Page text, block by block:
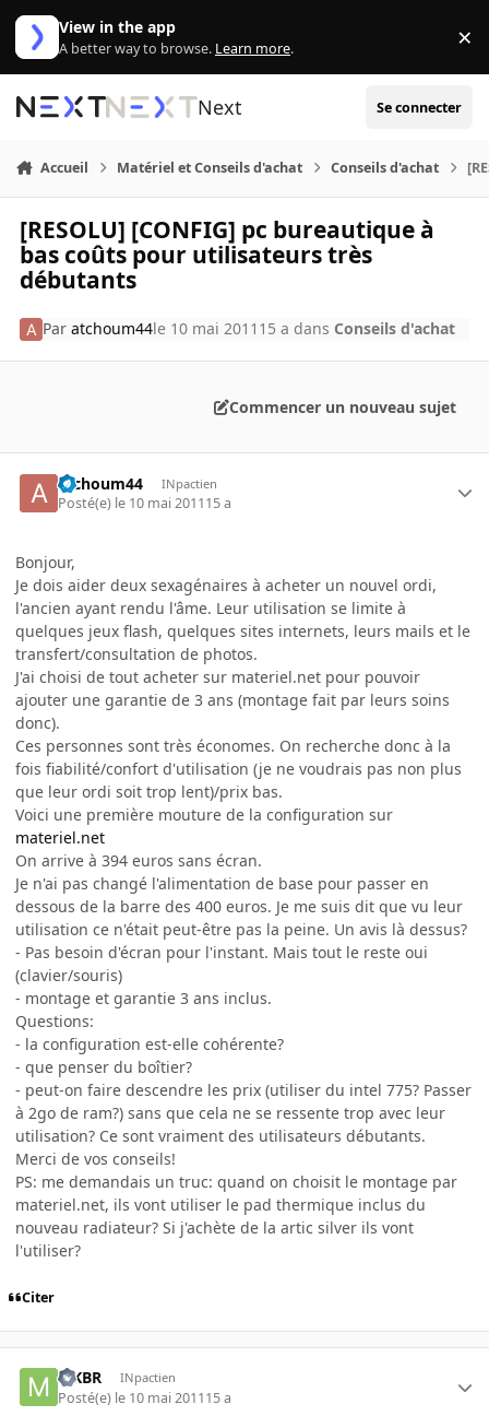
Aller au contenu
View in the app
A better way to browse. Learn more. ×
Next Se connecter
Accueil Matériel et Conseils d'achat Conseils d'achat
[RESOLU] [CONFIG] pc bureautique à
bas coûts pour utilisateurs très
débutants
Paratchoum44le 10 mai 2011 15 a dans Conseils d'achat
Commencer un nouveau sujet
atchoum44 INpactien
Posté(e) le 10 mai 201115 a
Bonjour,
Je dois aider deux sexagénaires à acheter un nouvel ordi,
l'ancien ayant rendu l'âme. Leur utilisation se limite à
quelques jeux flash, quelques sites internets, leurs mails et le
transfert/consultation de photos.
J'ai choisi de tout acheter sur materiel.net pour pouvoir
ajouter une garantie de 3 ans (montage fait par leurs soins
donc).
Ces personnes sont très économes. On recherche donc à la
fois fiabilité/confort d'utilisation (je ne voudrais pas non plus
que leur ordi soit trop lent)/prix bas.
Voici une première mouture de la configuration sur
materiel.net
On arrive à 394 euros sans écran.
Je n'ai pas changé l'alimentation de base pour passer en
dessous de la barre des 400 euros. Je me suis dit que vu leur
utilisation ce n'était peut-être pas la peine. Un avis là dessus?
- Pas besoin d'écran pour l'instant. Mais tout le reste oui
(clavier/souris)
- montage et garantie 3 ans inclus.
Questions:
- la configuration est-elle cohérente?
- que penser du boîtier?
- peut-on faire descendre les prix (utiliser du intel 775? Passer
à 2go de ram?) sans que cela ne se ressente trop avec leur
utilisation? Ce sont vraiment des utilisateurs débutants.
Merci de vos conseils!
PS: me demandais un truc: quand on choisit le montage par
materiel.net, ils vont utiliser le pad thermique inclus du
nouveau radiateur? Si j'achète de la artic silver ils vont
l'utiliser?
Citer
MKBR INpactien
Posté(e) le 10 mai 201115 a